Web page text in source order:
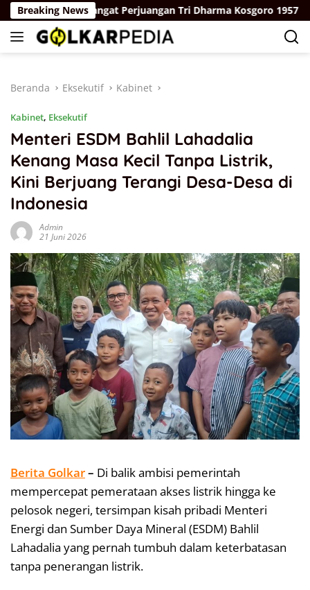
Langsung
ke
konten
Breaking News
Semangat Perjuangan Tri Dharma Kosgoro 1957
Beranda Eksekutif Kabinet
Kabinet, Eksekutif
Menteri ESDM Bahlil Lahadalia
Kenang Masa Kecil Tanpa Listrik,
Kini Berjuang Terangi Desa-Desa di
Indonesia
Admin
21 Juni 2026
Berita Golkar– Di balik ambisi pemerintah
mempercepat pemerataan akses listrik hingga ke
pelosok negeri, tersimpan kisah pribadi Menteri
Energi dan Sumber Daya Mineral (ESDM) Bahlil
Lahadalia yang pernah tumbuh dalam keterbatasan
tanpa penerangan listrik.